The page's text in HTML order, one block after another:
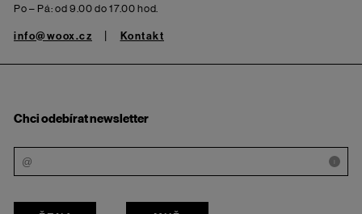
Po – Pá: od 9.00 do 17.00 hod.
info@woox.cz Kontakt
Chci odebírat newsletter
i